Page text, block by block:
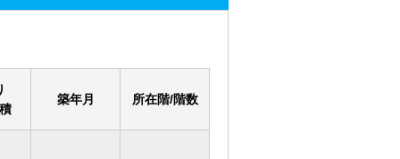
築年月 所在階/階数